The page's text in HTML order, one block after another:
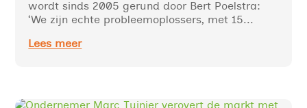
wordt sinds 2005 gerund door Bert Poelstra:
‘We zijn echte probleemoplossers, met 15...
Lees meer